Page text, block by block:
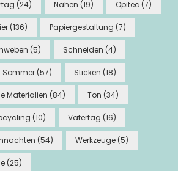
(24) Nähen (19) Opitec (7)
(136) Papiergestaltung (7)
(5) Schneiden (4)
Sommer (57) Sticken (18)
Materialien (84) Ton (34)
(10) Vatertag (16)
(54) Werkzeuge (5)
(25)